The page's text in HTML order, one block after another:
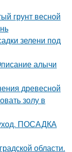
грунт весной
зелени под
алычи
древесной
золу в
уход. ПОСАДКА
области.